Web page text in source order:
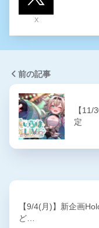
X
前の記事
【
定
【9/4(月)】新企画
ど…